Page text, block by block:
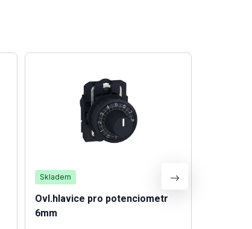
Skladem
Ovl.hlavice pro potenciometr
6mm